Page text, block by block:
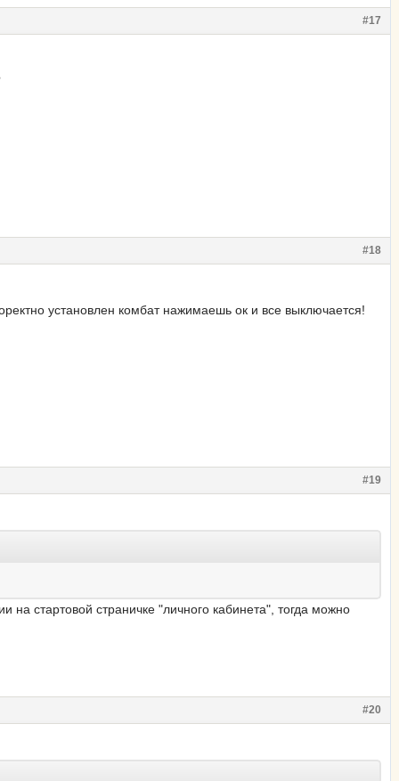
#17
#18
установлен комбат нажимаешь ок и все выключается!
#19
стартовой страничке "личного кабинета", тогда можно
#20